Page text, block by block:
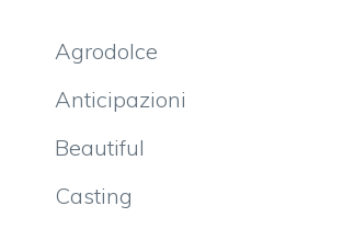
Agrodolce
Anticipazioni
Beautiful
Casting